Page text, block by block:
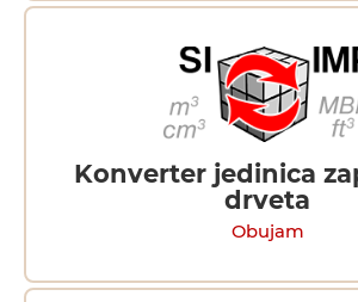
Konverter jedinica
drveta
Obujam